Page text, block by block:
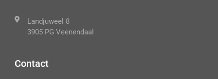
Landjuweel 8
3905 PG Veenendaal
Contact